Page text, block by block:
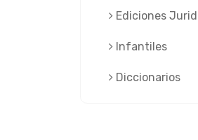
Ediciones
Infantiles
Diccionarios